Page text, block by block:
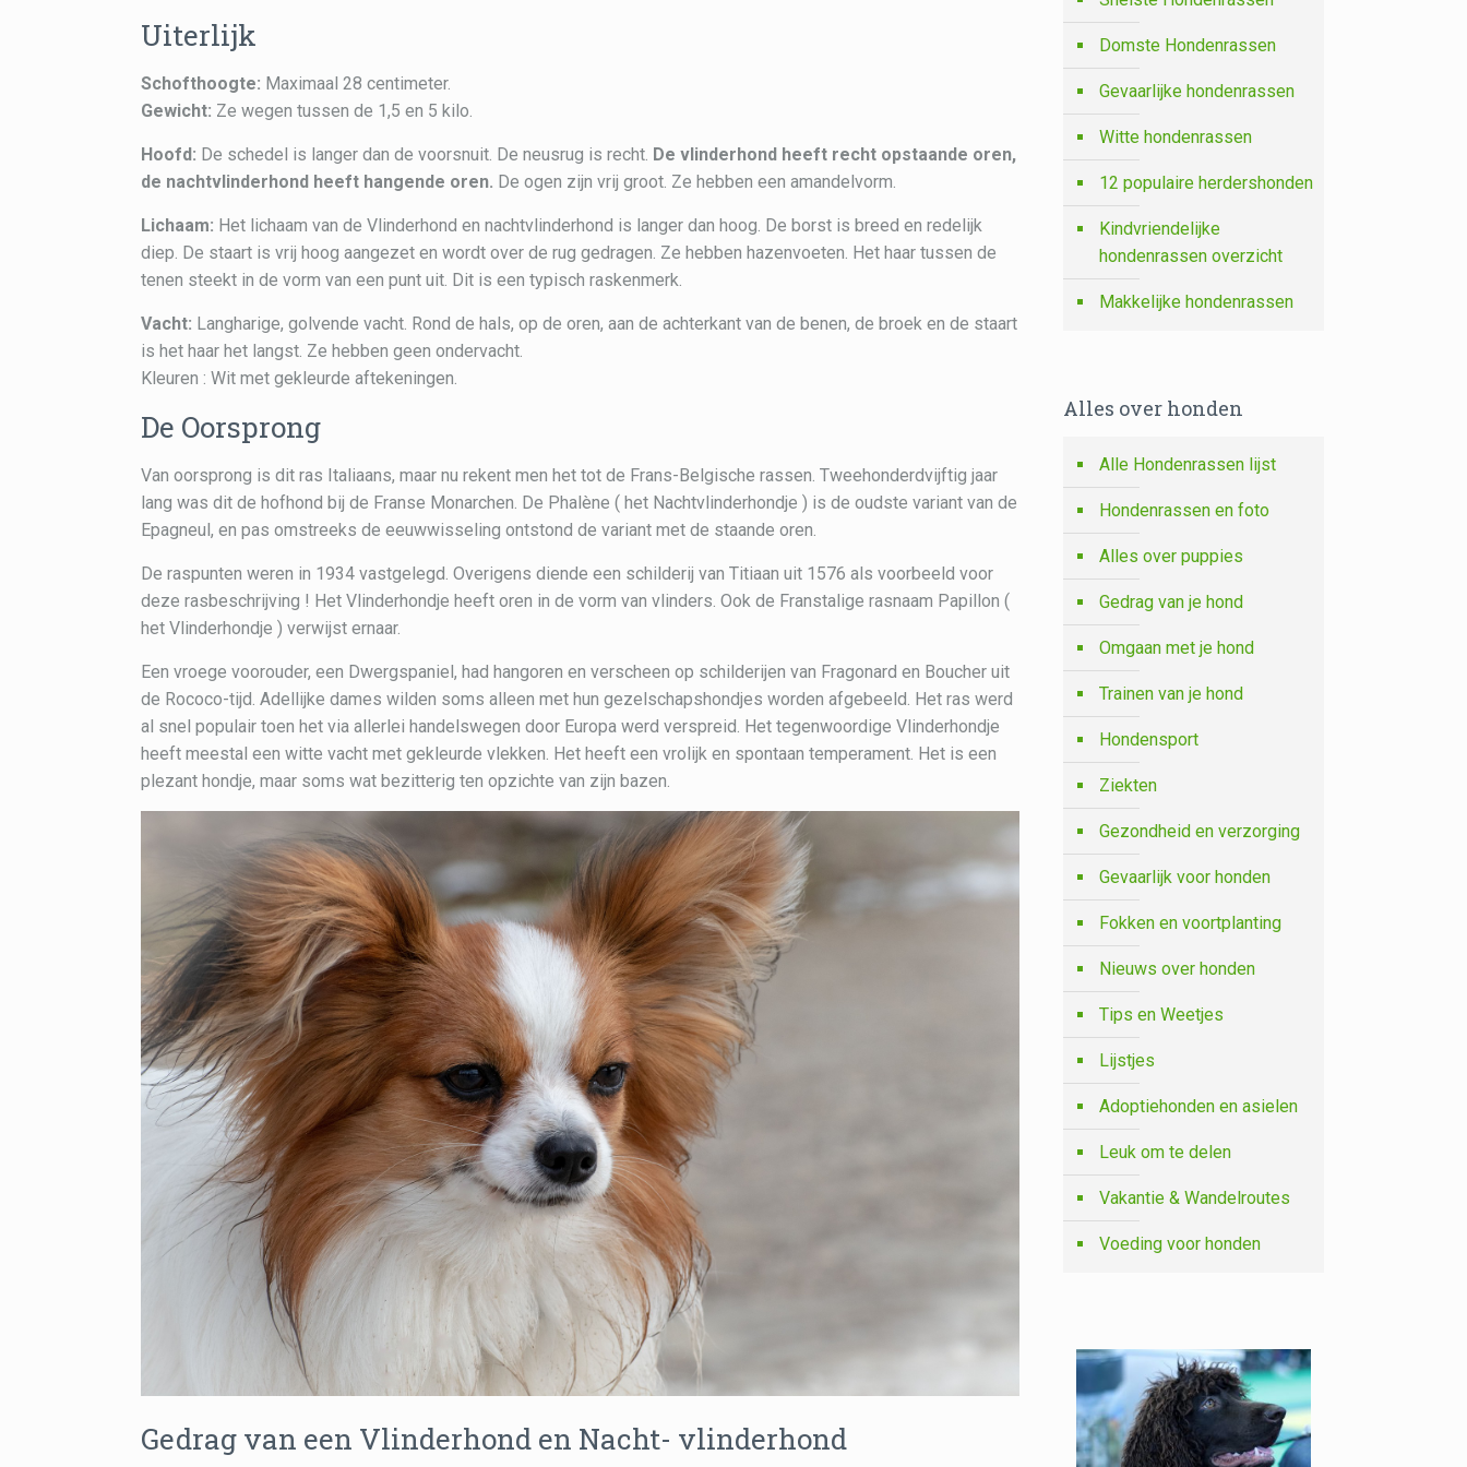
Uiterlijk
Schofthoogte: Maximaal 28 centimeter.
Gewicht: Ze wegen tussen de 1,5 en 5 kilo.
Hoofd: De schedel is langer dan de voorsnuit. De neusrug is recht. De vlinderhond heeft recht opstaande oren,
de nachtvlinderhond heeft hangende oren. De ogen zijn vrij groot. Ze hebben een amandelvorm.
Lichaam: Het lichaam van de Vlinderhond en nachtvlinderhond is langer dan hoog. De borst is breed en redelijk
diep. De staart is vrij hoog aangezet en wordt over de rug gedragen. Ze hebben hazenvoeten. Het haar tussen de
tenen steekt in de vorm van een punt uit. Dit is een typisch raskenmerk.
Vacht: Langharige, golvende vacht. Rond de hals, op de oren, aan de achterkant van de benen, de broek en de staart
is het haar het langst. Ze hebben geen ondervacht.
Kleuren : Wit met gekleurde aftekeningen.
De Oorsprong
Van oorsprong is dit ras Italiaans, maar nu rekent men het tot de Frans-Belgische rassen. Tweehonderdvijftig jaar
lang was dit de hofhond bij de Franse Monarchen. De Phalène ( het Nachtvlinderhondje ) is de oudste variant van de
Epagneul, en pas omstreeks de eeuwwisseling ontstond de variant met de staande oren.
De raspunten weren in 1934 vastgelegd. Overigens diende een schilderij van Titiaan uit 1576 als voorbeeld voor
deze rasbeschrijving ! Het Vlinderhondje heeft oren in de vorm van vlinders. Ook de Franstalige rasnaam Papillon (
het Vlinderhondje ) verwijst ernaar.
Een vroege voorouder, een Dwergspaniel, had hangoren en verscheen op schilderijen van Fragonard en Boucher uit
de Rococo-tijd. Adellijke dames wilden soms alleen met hun gezelschapshondjes worden afgebeeld. Het ras werd
al snel populair toen het via allerlei handelswegen door Europa werd verspreid. Het tegenwoordige Vlinderhondje
heeft meestal een witte vacht met gekleurde vlekken. Het heeft een vrolijk en spontaan temperament. Het is een
plezant hondje, maar soms wat bezitterig ten opzichte van zijn bazen.
Gedrag van een Vlinderhond en Nacht- vlinderhond
Domste Hondenrassen
Gevaarlijke hondenrassen
Witte hondenrassen
12 populaire herdershonden
Kindvriendelijke
hondenrassen overzicht
Makkelijke hondenrassen
Alles over honden
Alle Hondenrassen lijst
Hondenrassen en foto
Alles over puppies
Gedrag van je hond
Omgaan met je hond
Trainen van je hond
Hondensport
Ziekten
Gezondheid en verzorging
Gevaarlijk voor honden
Fokken en voortplanting
Nieuws over honden
Tips en Weetjes
Lijstjes
Adoptiehonden en asielen
Leuk om te delen
Vakantie & Wandelroutes
Voeding voor honden